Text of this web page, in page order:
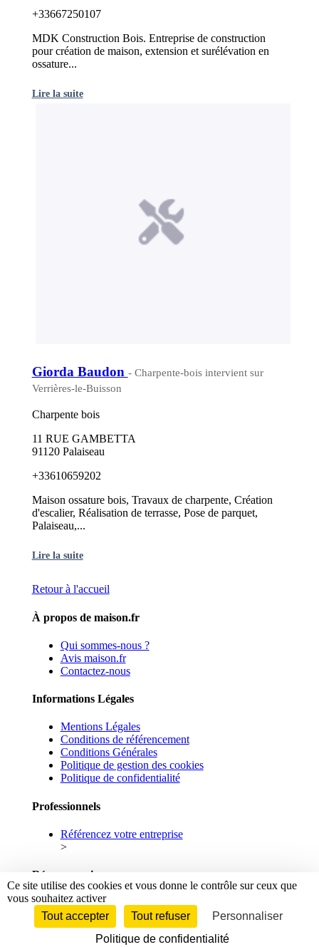
+33667250107
MDK Construction Bois. Entreprise de construction
pour création de maison, extension et surélévation en
ossature...
Lire la suite
Giorda Baudon - Charpente-bois intervient sur
Verrières-le-Buisson
Charpente bois
11 RUE GAMBETTA
91120 Palaiseau
+33610659202
Maison ossature bois, Travaux de charpente, Création
d'escalier, Réalisation de terrasse, Pose de parquet,
Palaiseau,...
Lire la suite
Retour à l'accueil
À propos de maison.fr
Qui sommes-nous ?
Avis maison.fr
Contactez-nous
Informations Légales
Mentions Légales
Conditions de référencement
Conditions Générales
Politique de gestion des cookies
Politique de confidentialité
Professionnels
Référencez votre entreprise
>
Réseaux sociaux
Facebook
Linkedin
© 2026 maison.fr - Tous droits réservés.
Ce site utilise des cookies et vous donne le contrôle sur ceux que
vous souhaitez activer
Tout accepter
Tout refuser
Personnaliser
Politique de confidentialité